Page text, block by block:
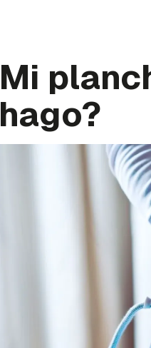
Mi
hago?